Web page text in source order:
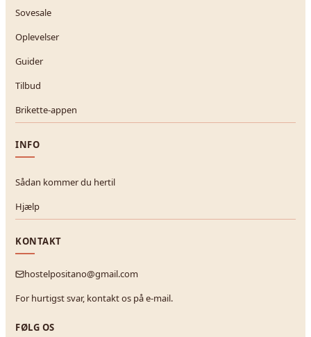
Sovesale
Oplevelser
Guider
Tilbud
Brikette-appen
INFO
Sådan kommer du hertil
Hjælp
KONTAKT
hostelpositano@gmail.com
For hurtigst svar, kontakt os på e-mail.
FØLG OS